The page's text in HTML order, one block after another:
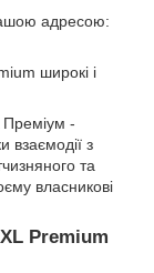
адресою:
широкі і
-
взаємодії з
та
власникові
Premium